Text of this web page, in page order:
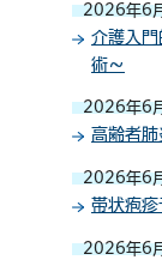
2026年6
介護入門
術～
2026年6
高齢者
2026年6
帯状疱
2026年6